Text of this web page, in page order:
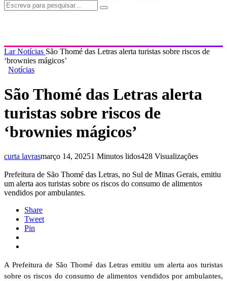
LarNotícias São Thomé das Letras alerta turistas sobre riscos de
‘brownies mágicos’
Notícias
São Thomé das Letras alerta
turistas sobre riscos de
‘brownies mágicos’
curta lavrasmarço 14, 20251 Minutos lidos428 Visualizações
Prefeitura de São Thomé das Letras, no Sul de Minas Gerais, emitiu
um alerta aos turistas sobre os riscos do consumo de alimentos
vendidos por ambulantes.
Share
Tweet
Pin
A Prefeitura de São Thomé das Letras emitiu um alerta aos turistas
sobre os riscos do consumo de alimentos vendidos por ambulantes,